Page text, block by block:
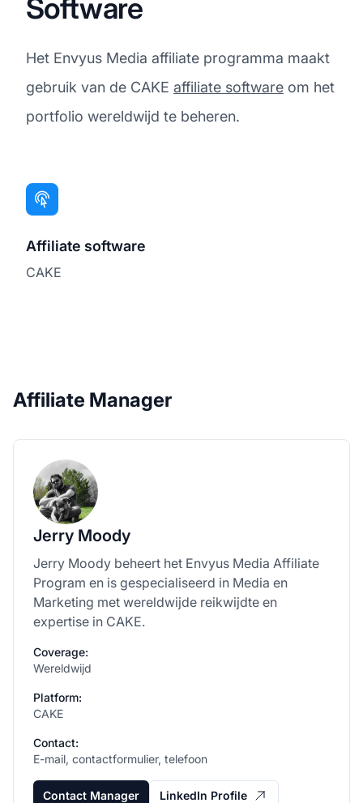
Software
Het Envyus Media affiliate programma maakt
gebruik van de CAKE affiliate software om het
portfolio wereldwijd te beheren.
Affiliate software
CAKE
Affiliate Manager
Jerry Moody
Jerry Moody beheert het Envyus Media Affiliate
Program en is gespecialiseerd in Media en
Marketing met wereldwijde reikwijdte en
expertise in CAKE.
Coverage:
Wereldwijd
Platform:
CAKE
Contact:
E-mail, contactformulier, telefoon
Contact Manager LinkedIn Profile